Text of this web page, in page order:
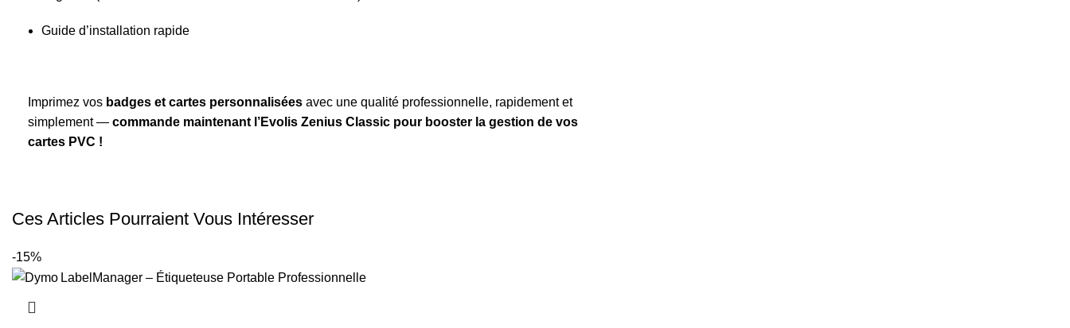
Guide d’installation rapide
Imprimez vos badges et cartes personnalisées avec une qualité professionnelle, rapidement et
simplement — commande maintenant l’Evolis Zenius Classic pour booster la gestion de vos
cartes PVC !
Ces Articles Pourraient Vous Intéresser
-15%